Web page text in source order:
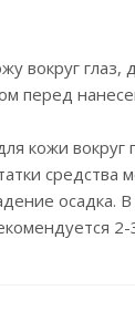
вокруг глаз,
перед
кожи вокруг
средства
осадка.
2-